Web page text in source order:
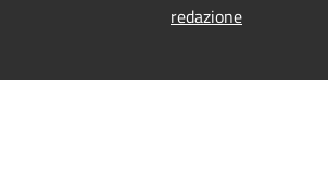
redazione